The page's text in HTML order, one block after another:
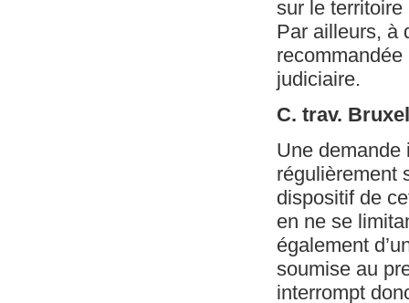
sur le territoire
Par ailleurs, à
recommandée
judiciaire.
C. trav.
Une demande
régulièrement
dispositif de
en ne se
également
soumise au
interrompt